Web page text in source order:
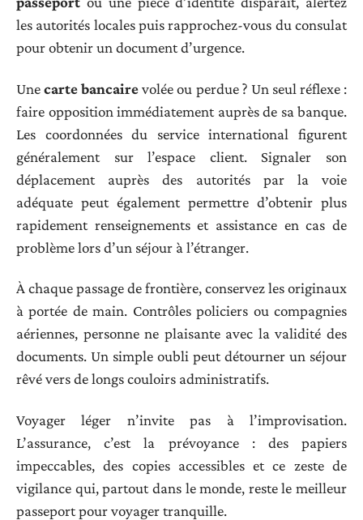
les autorités locales puis rapprochez-vous du consulat
pour obtenir un document d’urgence.
Unecarte bancairevolée ou perdue ? Un seul réflexe :
faire opposition immédiatement auprès de sa banque.
Les coordonnées du service international figurent
généralement sur l’espace client. Signaler son
déplacement auprès des autorités par la voie
adéquate peut également permettre d’obtenir plus
rapidement renseignements et assistance en cas de
problème lors d’un séjour à l’étranger.
À chaque passage de frontière, conservez les originaux
à portée de main. Contrôles policiers ou compagnies
aériennes, personne ne plaisante avec la validité des
documents. Un simple oubli peut détourner un séjour
rêvé vers de longs couloirs administratifs.
Voyager léger n’invite pas à l’improvisation.
L’assurance, c’est la prévoyance : des papiers
impeccables, des copies accessibles et ce zeste de
vigilance qui, partout dans le monde, reste le meilleur
passeport pour voyager tranquille.